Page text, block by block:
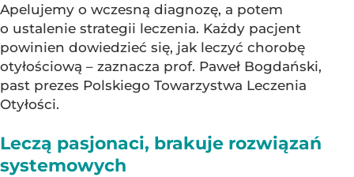
Apelujemy o wczesną diagnozę, a potem
o ustalenie strategii leczenia. Każdy pacjent
powinien dowiedzieć się, jak leczyć chorobę
otyłościową – zaznacza prof. Paweł Bogdański,
past prezes Polskiego Towarzystwa Leczenia
Otyłości.
Leczą pasjonaci, brakuje rozwiązań
systemowych